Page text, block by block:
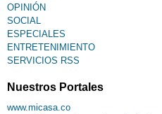
OPINIÓN
SOCIAL
ESPECIALES
ENTRETENIMIENTO
SERVICIOS RSS
Nuestros Portales
www.micasa.co